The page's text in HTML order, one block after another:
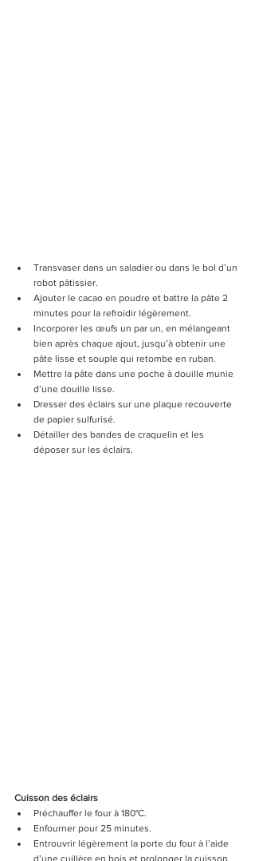
Transvaser dans un saladier ou dans le bol d’un
robot pâtissier.
Ajouter le cacao en poudre et battre la pâte 2
minutes pour la refroidir légèrement.
Incorporer les œufs un par un, en mélangeant
bien après chaque ajout, jusqu’à obtenir une
pâte lisse et souple qui retombe en ruban.
Mettre la pâte dans une poche à douille munie
d’une douille lisse.
Dresser des éclairs sur une plaque recouverte
de papier sulfurisé.
Détailler des bandes de craquelin et les
déposer sur les éclairs.
Cuisson des éclairs
Préchauffer le four à 180°C.
Enfourner pour 25 minutes.
Entrouvrir légèrement la porte du four à l’aide
d’une cuillère en bois et prolonger la cuisson